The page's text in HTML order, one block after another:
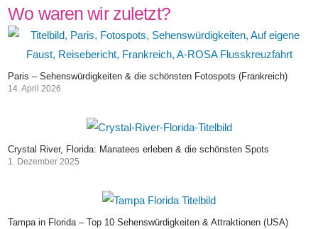
Wo waren wir zuletzt?
Paris – Sehenswürdigkeiten & die schönsten Fotospots (Frankreich)
14. April 2026
Crystal River, Florida: Manatees erleben & die schönsten Spots
1. Dezember 2025
Tampa in Florida – Top 10 Sehenswürdigkeiten & Attraktionen (USA)